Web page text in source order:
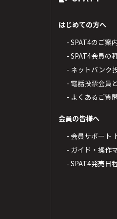
はじめての方へ
- SPAT4のご案
- SPAT4会員の
- ネットバンク
- 電話投票会員
- よくあるご質
会員の皆様へ
- 会員サポート
- ガイド・操作
- SPAT4発売日